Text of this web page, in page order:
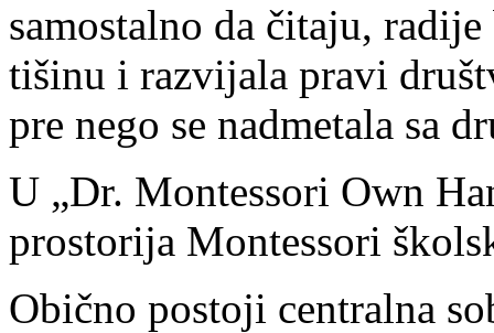
samostalno da čitaju,
tišinu i razvijala pravi
pre nego se nadmetala sa
U „Dr. Montessori Own
prostorija Montessori
Obično postoji centralna